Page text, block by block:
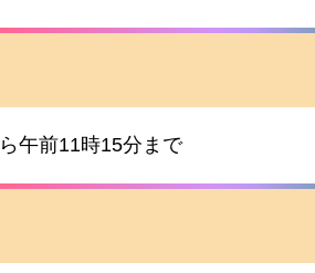
午前11時15分まで